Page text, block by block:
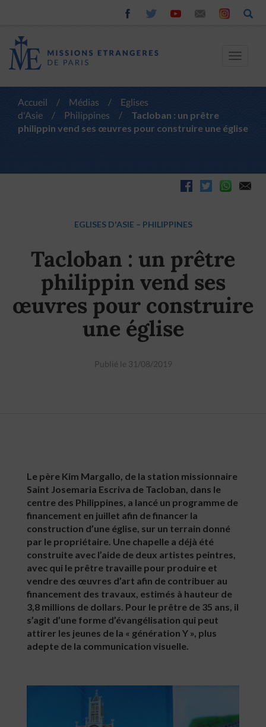
Toggle
Accueil / Médias /
Eglises
d'Asie
/ Philippines /
Tacloban : un prêtre
philippin vend ses œuvres pour construire une église
EGLISES D'ASIE – PHILIPPINES
Tacloban : un prêtre
philippin vend ses
œuvres pour construire
une église
Publié le 31/08/2019
Le père Kim Margallo, de la station missionnaire
Saint Josemaria Escriva de Tacloban, dans le
centre des Philippines, a lancé un programme de
financement en juillet afin de financer la
construction d’une église, sur un terrain donné
par le propriétaire. Une chapelle a déjà été
construite avec l’aide de deux artistes peintres,
avec qui le prêtre travaille pour produire et
vendre des œuvres d’art afin de contribuer au
financement des travaux, estimés à hauteur de
3,8 millions de dollars. Pour le prêtre de 35 ans, il
s’agit d’une forme d’évangélisation qui peut
attirer les jeunes de la « génération Y », plus
adepte de la communication visuelle.